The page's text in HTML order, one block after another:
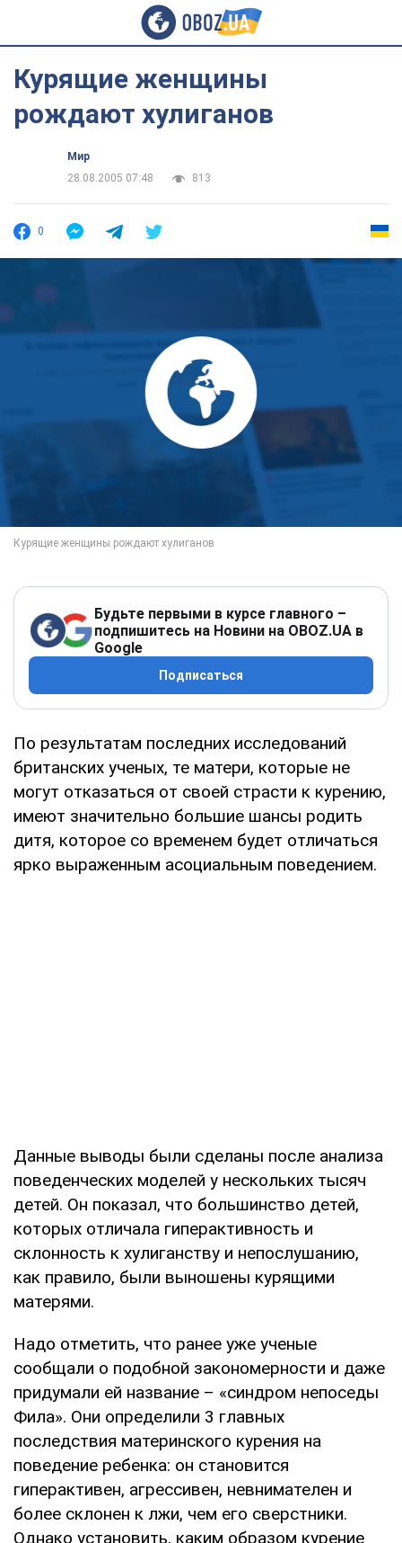
Курящие женщины
рождают хулиганов
Мир
28.08.2005 07:48
813
0
Будьте первыми в курсе главного –
подпишитесь на Новини на OBOZ.UA в
Google
Подписаться
По результатам последних исследований
британских ученых, те матери, которые не
могут отказаться от своей страсти к курению,
имеют значительно большие шансы родить
дитя, которое со временем будет отличаться
ярко выраженным асоциальным поведением.
Данные выводы были сделаны после анализа
поведенческих моделей у нескольких тысяч
детей. Он показал, что большинство детей,
которых отличала гиперактивность и
склонность к хулиганству и непослушанию,
как правило, были выношены курящими
матерями.
Надо отметить, что ранее уже ученые
сообщали о подобной закономерности и даже
придумали ей название – «синдром непоседы
Фила». Они определили 3 главных
последствия материнского курения на
поведение ребенка: он становится
гиперактивен, агрессивен, невнимателен и
более склонен к лжи, чем его сверстники.
Однако установить, каким образом курение